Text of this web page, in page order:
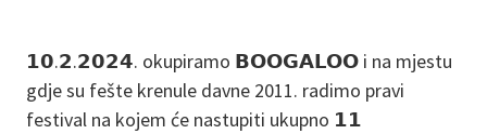
𝟭𝟬.𝟮.𝟮𝟬𝟮𝟰. okupiramo 𝗕𝗢𝗢𝗚𝗔𝗟𝗢𝗢 i na mjestu
gdje su fešte krenule davne 2011. radimo pravi
festival na kojem će nastupiti ukupno 𝟭𝟭